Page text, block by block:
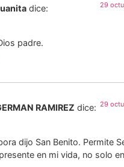
dice: 29
padre.
RAMIREZ dice: 29
dijo San Benito. Permite
en mi vida, no solo